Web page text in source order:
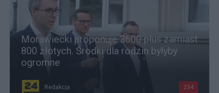
Morawiecki proponuje 3600 plus zamiast
800 złotych. Środki dla rodzin byłyby
ogromne
Redakcja 234